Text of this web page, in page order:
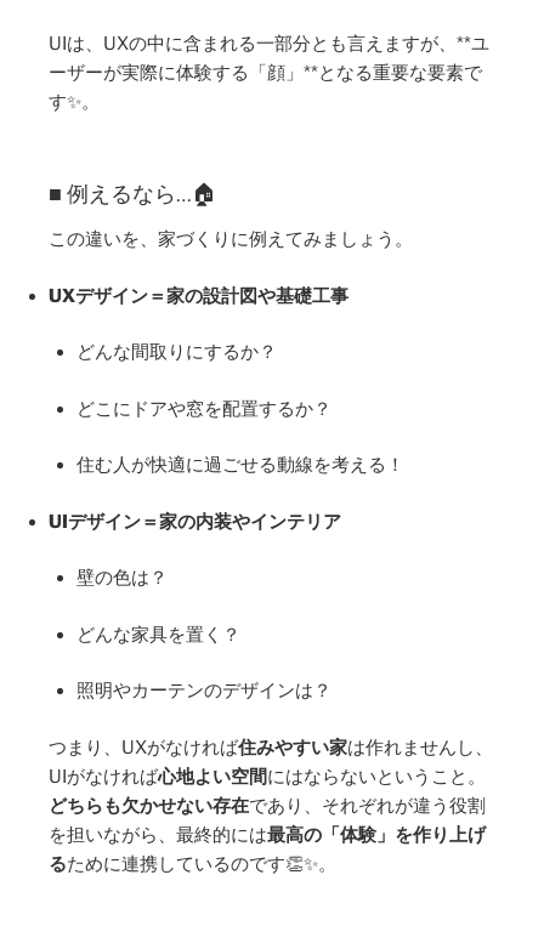
UIは、UXの中に含まれる一部分とも言えますが、**ユ
ーザーが実際に体験する「顔」**となる重要な要素で
す✨。
■ 例えるなら…🏠
この違いを、家づくりに例えてみましょう。
UXデザイン＝家の設計図や基礎工事
どんな間取りにするか？
どこにドアや窓を配置するか？
住む人が快適に過ごせる動線を考える！
UIデザイン＝家の内装やインテリア
壁の色は？
どんな家具を置く？
照明やカーテンのデザインは？
つまり、UXがなければ住みやすい家は作れませんし、
UIがなければ心地よい空間にはならないということ。
どちらも欠かせない存在であり、それぞれが違う役割
を担いながら、最終的には最高の「体験」を作り上げ
るために連携しているのです👏✨。